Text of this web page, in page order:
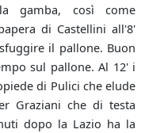
gamba, così come
di Castellini all'8'
il pallone. Buon
sul pallone. Al 12' i
di Pulici che elude
Graziani che di testa
dopo la Lazio ha la